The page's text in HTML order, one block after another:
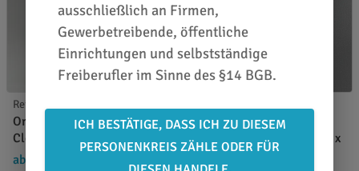
Reinigung u. Entfernung
Orafol Pre-Wrap Surface
Cleaner - 1 ltr.
ab 13,24 €
Orafol Rakel Squeegee
Combi mit Filzstreifen - 7 x
10 cm
ausschließlich an Firmen,
Gewerbetreibende, öffentliche
Einrichtungen und selbstständige
Freiberufler im Sinne des §14 BGB.
ICH BESTÄTIGE, DASS ICH ZU DIESEM
PERSONENKREIS ZÄHLE ODER FÜR